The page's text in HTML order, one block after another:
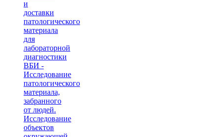
и
доставки
патологического
материала
для
лабораторной
диагностики
ВБИ -
Исследование
патологического
материала,
забранного
от людей.
Исследование
объектов